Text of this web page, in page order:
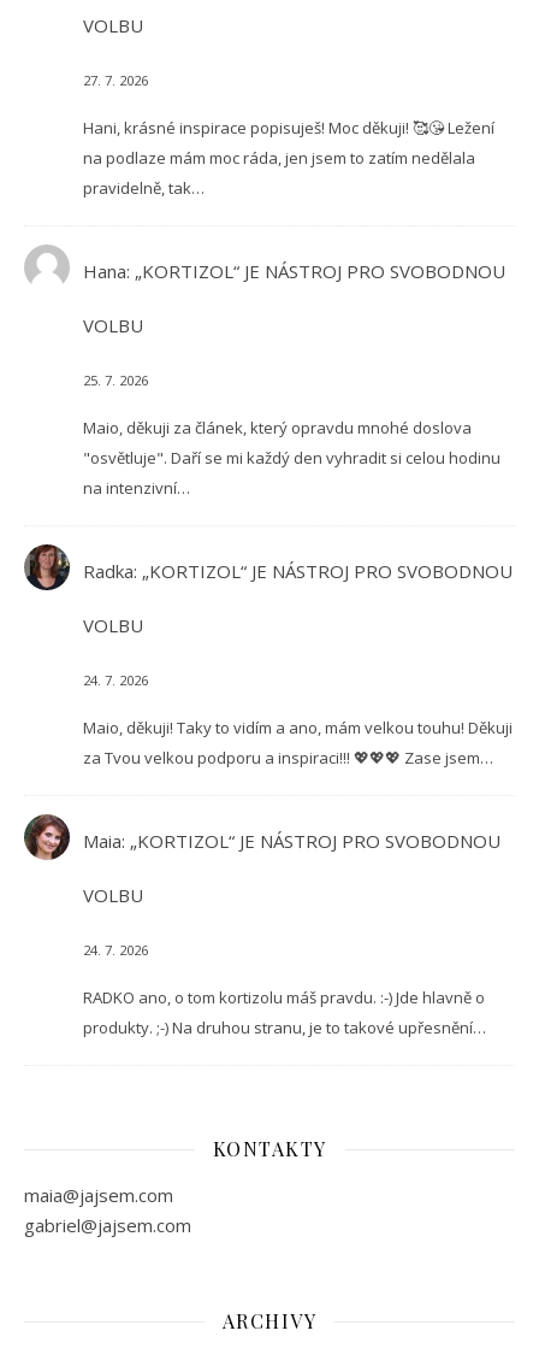
VOLBU
27. 7. 2026
Hani, krásné inspirace popisuješ! Moc děkuji! 🥰😘 Ležení
na podlaze mám moc ráda, jen jsem to zatím nedělala
pravidelně, tak…
Hana: „KORTIZOL“ JE NÁSTROJ PRO SVOBODNOU
VOLBU
25. 7. 2026
Maio, děkuji za článek, který opravdu mnohé doslova
"osvětluje". Daří se mi každý den vyhradit si celou hodinu
na intenzivní…
Radka: „KORTIZOL“ JE NÁSTROJ PRO SVOBODNOU
VOLBU
24. 7. 2026
Maio, děkuji! Taky to vidím a ano, mám velkou touhu! Děkuji
za Tvou velkou podporu a inspiraci!!! 💖💖💖 Zase jsem…
Maia: „KORTIZOL“ JE NÁSTROJ PRO SVOBODNOU
VOLBU
24. 7. 2026
RADKO ano, o tom kortizolu máš pravdu. :-) Jde hlavně o
produkty. ;-) Na druhou stranu, je to takové upřesnění…
KONTAKTY
maia@jajsem.com
gabriel@jajsem.com
ARCHIVY